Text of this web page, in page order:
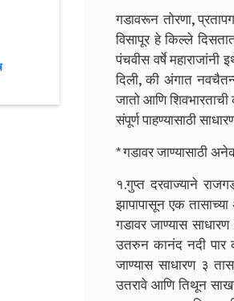
गडावरून तोरणा,
विसापूर हे किल्ले
पंचवीस वर्षे
दिली, की अंगात
जातो आणि
संपूर्ण पाहण्यासाठी
* गडावर जाण्यासाठी
१.गुप्त दरवाज्याने
झापापासून एक
गडावर जाण्यास
उतरुन कानंद नदी पार
जाण्यास साधारण ३
उतरावे आणि तिथून